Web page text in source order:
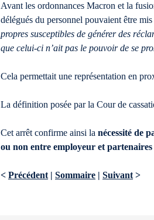
Avant les ordonnances Macron et la
délégués du personnel pouvaient être
propres susceptibles de générer des
que celui-ci n’ait pas le pouvoir de se
Cela permettait une représentation en
La définition posée par la Cour de
Cet arrêt confirme ainsi la nécessité de
ou non entre employeur et partenaires
< Précédent | Sommaire | Suivant >